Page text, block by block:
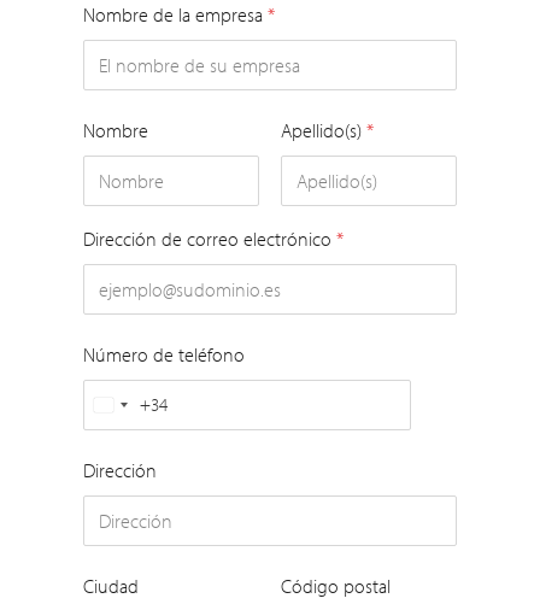
Nombre de la empresa *
Nombre Apellido(s) *
Dirección de correo electrónico *
Número de teléfono
Spain+34
Dirección
Ciudad Código postal